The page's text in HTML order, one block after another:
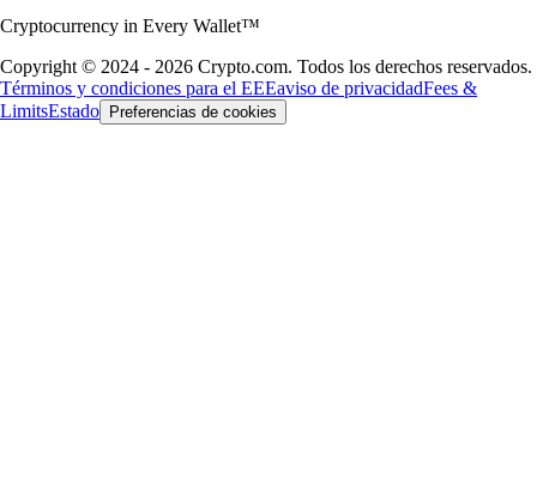
Cryptocurrency in Every Wallet™
Copyright © 2024 - 2026 Crypto.com. Todos los derechos reservados.
Términos y condiciones para el EEEaviso de privacidadFees &
LimitsEstado Preferencias de cookies